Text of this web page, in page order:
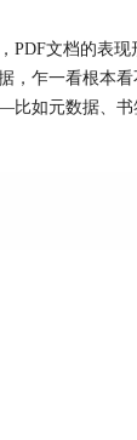
PDF文档的表
，乍一看根本
比如元数据、书
PDF